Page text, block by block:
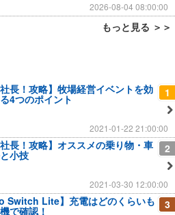
2026-08-04 08:00:00
もっと見る ＞＞
1
社長！攻略】牧場経営イベントを効
4つのポイント
2021-01-22 21:00:00
2
社長！攻略】オススメの乗り物・車
小技
2021-03-30 12:00:00
3
Switch Lite】充電はどのくらいも
で確認！